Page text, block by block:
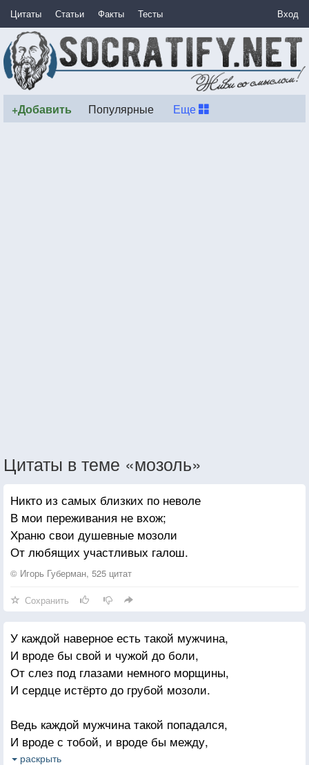
Цитаты Статьи Факты Тесты Вход
+Добавить Популярные Еще
Цитаты в теме «мозоль»
Никто из самых близких по неволе
В мои переживания не вхож;
Храню свои душевные мозоли
От любящих участливых галош.
© Игорь Губерман, 525 цитат
Сохранить
У каждой наверное есть такой мужчина,
И вроде бы свой и чужой до боли,
От слез под глазами немного морщины,
И сердце истёрто до грубой мозоли.
Ведь каждой мужчина такой попадался,
И вроде с тобой, и вроде бы между,
Который то рядом, а то испарялся,
раскрыть